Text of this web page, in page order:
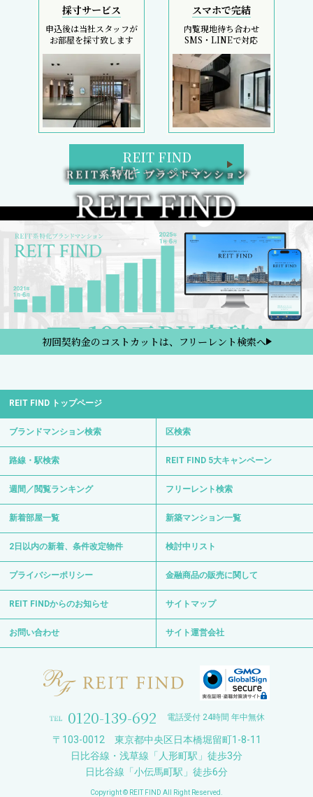
採寸サービス
申込後は当社スタッフが
お部屋を採寸致します
スマホで完結
内覧現地待ち合わせ
SMS・LINEで対応
REIT FIND
5大キャンペーン
初回契約金のコストカットは、フリーレント検索へ
REIT FIND トップページ
ブランドマンション検索 区検索
路線・駅検索 REIT FIND 5大キャンペーン
週間／閲覧ランキング フリーレント検索
新着部屋一覧 新築マンション一覧
2日以内の新着、条件改定物件 検討中リスト
プライバシーポリシー 金融商品の販売に関して
REIT FINDからのお知らせ サイトマップ
お問い合わせ サイト運営会社
0120-139-692 電話受付 24時間 年中無休
〒103-0012 東京都中央区日本橋堀留町1-8-11
日比谷線・浅草線「人形町駅」徒歩3分
日比谷線「小伝馬町駅」徒歩6分
Copyright © REIT FIND All Right Reserved.